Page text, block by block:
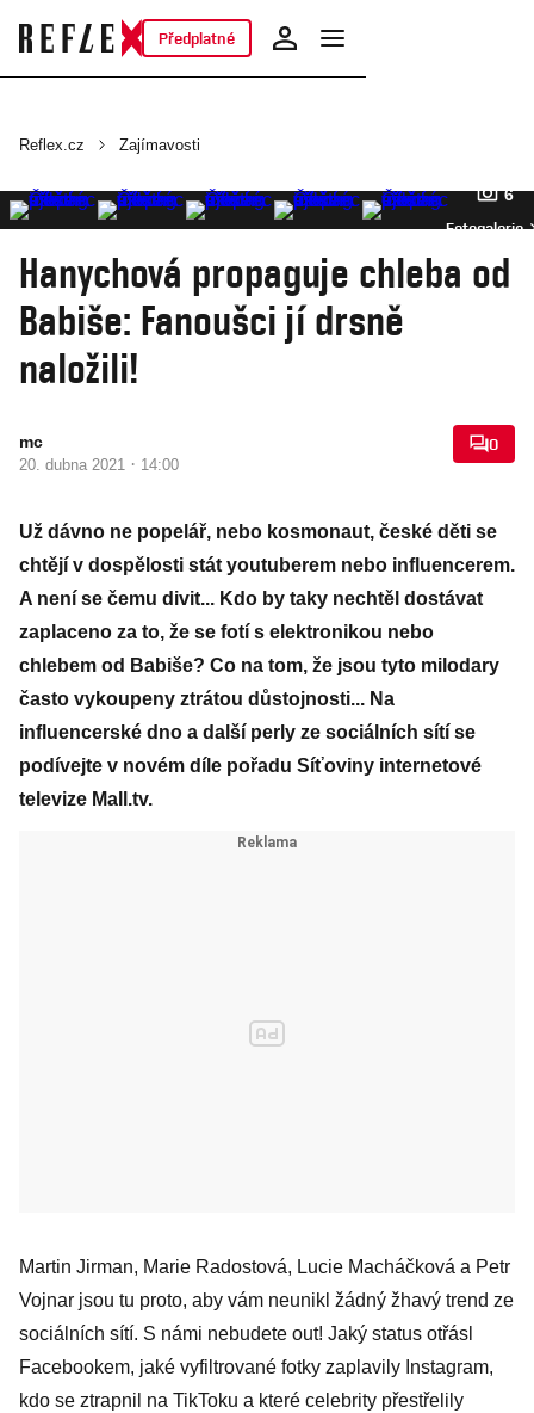
Předplatné
Reflex.cz Zajímavosti
6
Fotogalerie
Hanychová propaguje chleba od
Babiše: Fanoušci jí drsně
naložili!
mc
20. dubna 2021 · 14:00
0
Už dávno ne popelář, nebo kosmonaut, české děti se
chtějí v dospělosti stát youtuberem nebo influencerem.
A není se čemu divit... Kdo by taky nechtěl dostávat
zaplaceno za to, že se fotí s elektronikou nebo
chlebem od Babiše? Co na tom, že jsou tyto milodary
často vykoupeny ztrátou důstojnosti... Na
influencerské dno a další perly ze sociálních sítí se
podívejte v novém díle pořadu Síťoviny internetové
televize Mall.tv.
Martin Jirman, Marie Radostová, Lucie Macháčková a Petr
Vojnar jsou tu proto, aby vám neunikl žádný žhavý trend ze
sociálních sítí. S námi nebudete out! Jaký status otřásl
Facebookem, jaké vyfiltrované fotky zaplavily Instagram,
kdo se ztrapnil na TikToku a které celebrity přestřelily